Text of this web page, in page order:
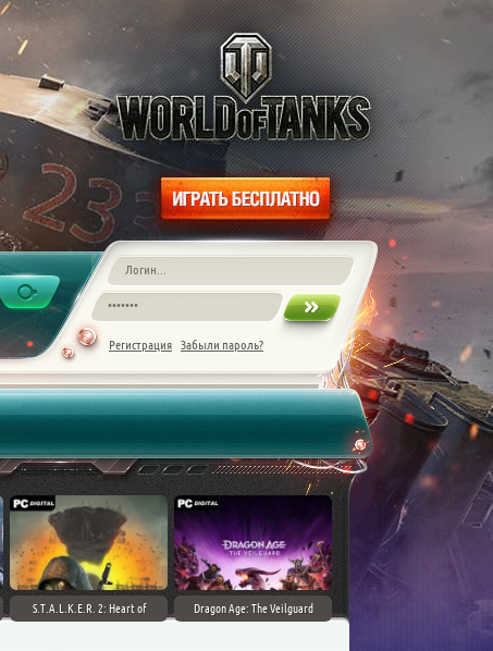
Регистрация Забыли пароль?
S.T.A.L.K.E.R. 2: Heart of
Dragon Age: The Veilguard